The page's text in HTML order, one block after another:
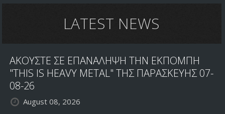
ΛΟΓΙΑLATEST NEWS
ΑΚΟΥΣΤΕ ΣΕ ΕΠΑΝΑΛΗΨΗ ΤΗΝ ΕΚΠΟΜΠΗ
"THIS IS HEAVY METAL" ΤΗΣ ΠΑΡΑΣΚΕΥΗΣ 07-
08-26
August 08, 2026